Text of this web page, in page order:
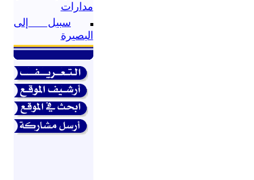
مدارات
سبيل إلى
البصيرة